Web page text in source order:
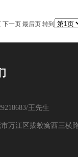
一页 最后页 转到
王先生
市万江区拔蛟窝西三横